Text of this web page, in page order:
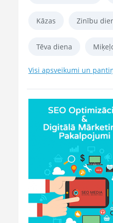
Kāzas Zinību
Tēva diena
Visi apsveikumi un